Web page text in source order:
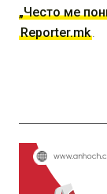
„Често ме
Reporter.mk.